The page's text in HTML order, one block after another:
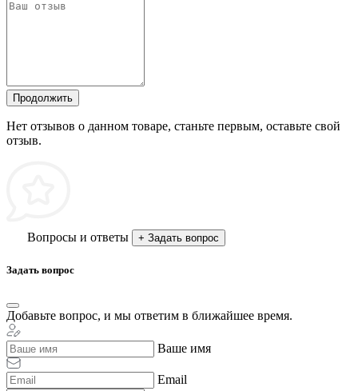
Продолжить
Нет отзывов о данном товаре, станьте первым, оставьте свой
отзыв.
Вопросы и ответы + Задать вопрос
Задать вопрос
Добавьте вопрос, и мы ответим в ближайшее время.
Ваше имя
Email